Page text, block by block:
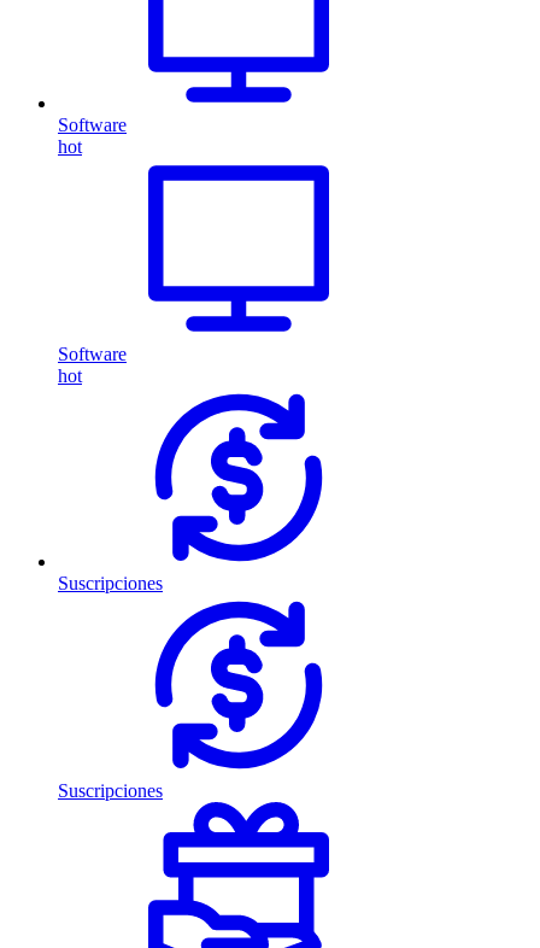
Software
hot
Software
hot
Suscripciones
Suscripciones